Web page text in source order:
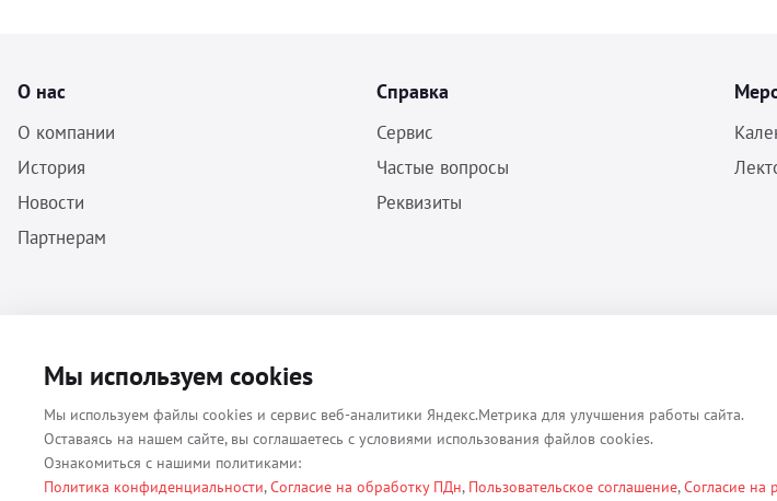
О нас
О компании
История
Новости
Партнерам
Справка
Сервис
Частые вопросы
Реквизиты
для ветеринарии © 2026 Все права защищены.
Все материалы, содержащиеся на данном веб-сайте, в том числе - тексты, изображения, каталоги,
Мы используем cookies
Мы используем файлы cookies и сервис веб-аналитики Яндекс.Метрика для улучшения работы сайта.
Оставаясь на нашем сайте, вы соглашаетесь с условиями использования файлов cookies.
Ознакомиться с нашими политиками:
Политика конфиденциальности,Согласие на обработку ПДн, Пользовательское соглашение,Согласие на